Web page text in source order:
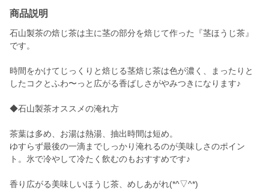
商品説明
石山製茶の焙じ茶は主に茎の部分を焙じて作った『茎ほうじ茶』
です。
時間をかけてじっくりと焙じる茎焙じ茶は色が濃く、まったりと
したコクとふわ〜っと広がる香ばしさがやみつきになります♪
◆石山製茶オススメの淹れ方
茶葉は多め、お湯は熱湯、抽出時間は短め。
ゆすらず最後の一滴までしっかり淹れるのが美味しさのポイン
ト。氷で冷やして冷たく飲むのもおすすめです♪
香り広がる美味しいほうじ茶、めしあがれ(*^▽^*)